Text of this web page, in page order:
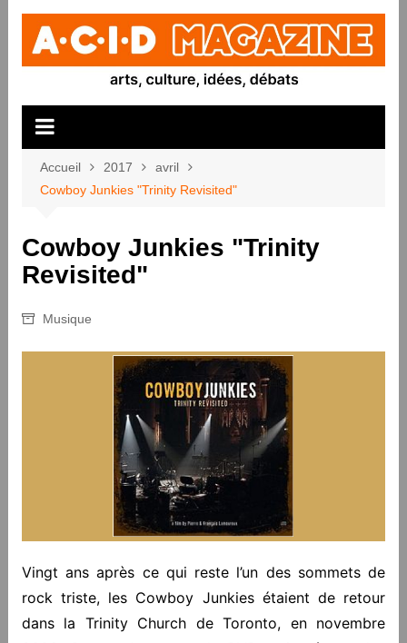
Aller
contenu
Accueil 2017
avril
Cowboy Junkies "Trinity Revisited"
Cowboy Junkies "Trinity
Revisited"
Musique
Vingt ans après ce qui reste l’un des sommets de
rock triste, les Cowboy Junkies étaient de retour
dans la Trinity Church de Toronto, en novembre